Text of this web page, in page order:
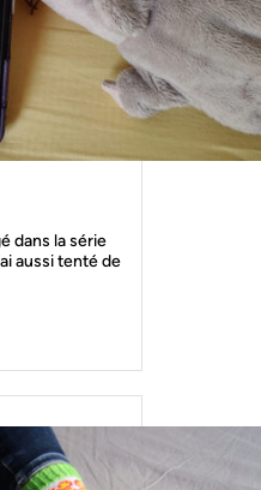
dans la série
aussi tenté de